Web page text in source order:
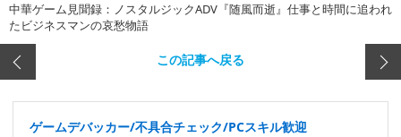
中華ゲーム見聞録：ノスタルジックADV『随風而逝』仕事と時間に追われ
たビジネスマンの哀愁物語
この記事へ戻る
ゲームデバッカー/不具合チェック/PCスキル歓迎